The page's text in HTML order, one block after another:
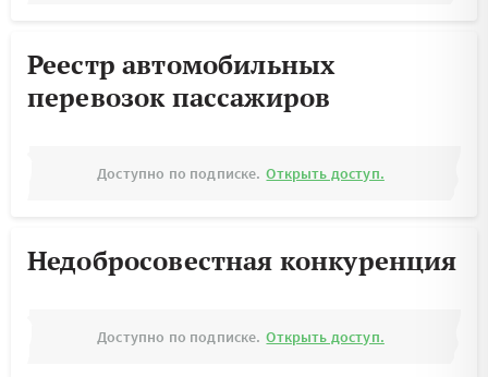
Реестр автомобильных
перевозок пассажиров
Доступно по подписке. Открыть доступ.
Недобросовестная конкуренция
Доступно по подписке. Открыть доступ.